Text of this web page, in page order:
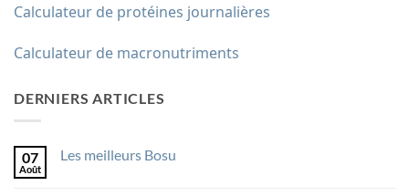
Calculateur de protéines journalières
Calculateur de macronutriments
DERNIERS ARTICLES
07
Août
Les meilleurs Bosu